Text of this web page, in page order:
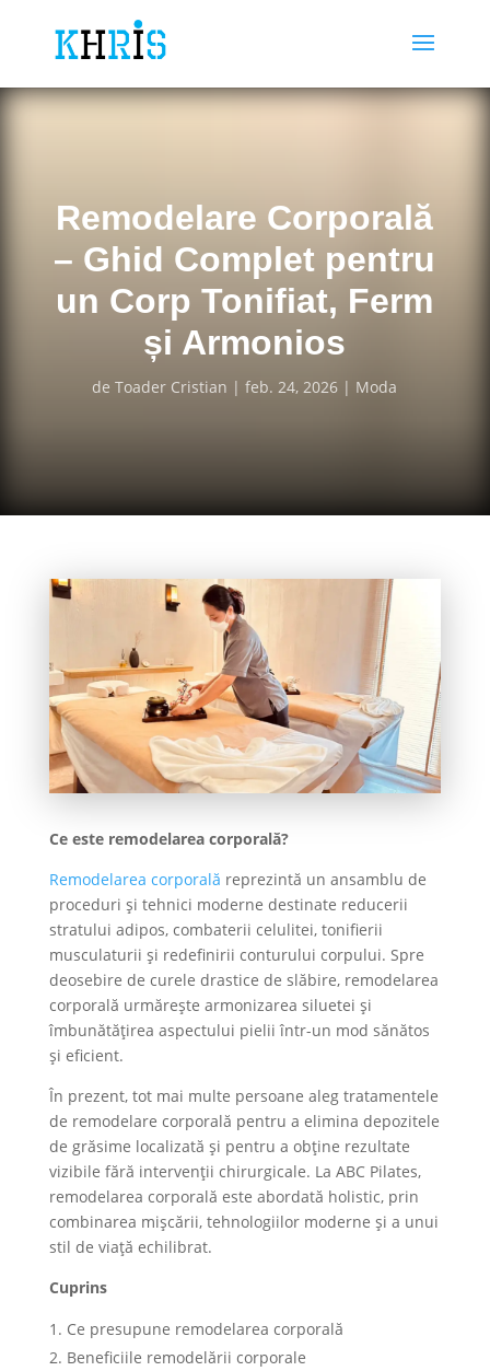
Remodelare Corporală
– Ghid Complet pentru
un Corp Tonifiat, Ferm
și Armonios
deToader Cristian feb. 24, 2026 Moda
Ce este remodelarea corporală?
Remodelarea corporală reprezintă un ansamblu de
proceduri și tehnici moderne destinate reducerii
stratului adipos, combaterii celulitei, tonifierii
musculaturii și redefinirii conturului corpului. Spre
deosebire de curele drastice de slăbire, remodelarea
corporală urmărește armonizarea siluetei și
îmbunătățirea aspectului pielii într-un mod sănătos
și eficient.
În prezent, tot mai multe persoane aleg tratamentele
de remodelare corporală pentru a elimina depozitele
de grăsime localizată și pentru a obține rezultate
vizibile fără intervenții chirurgicale. La ABC Pilates,
remodelarea corporală este abordată holistic, prin
combinarea mișcării, tehnologiilor moderne și a unui
stil de viață echilibrat.
Cuprins
Ce presupune remodelarea corporală
Beneficiile remodelării corporale